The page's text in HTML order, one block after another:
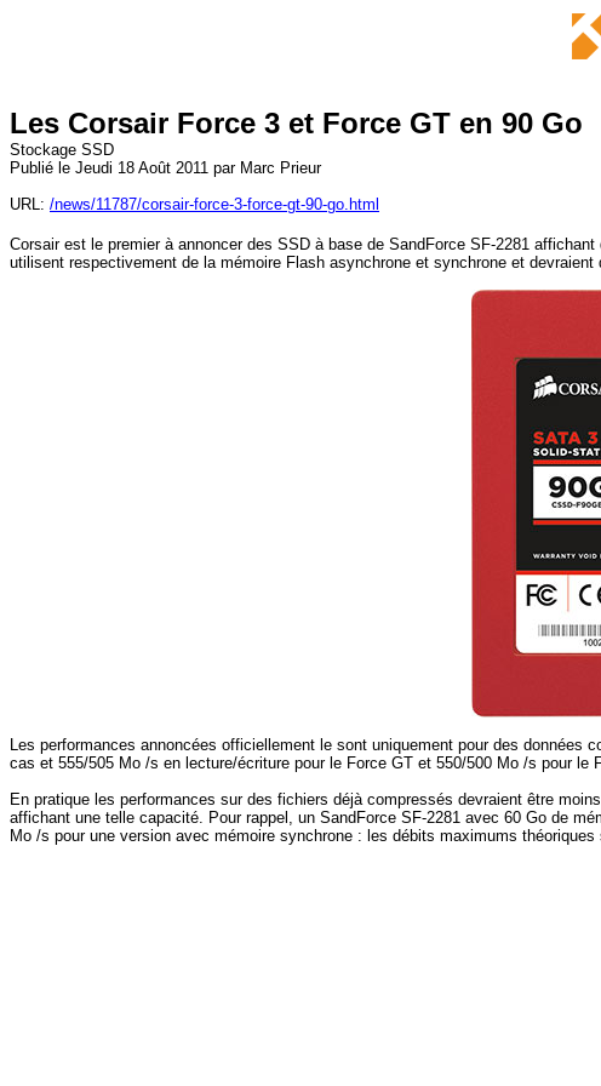
Les Corsair Force 3 et Force GT en 90 Go
Stockage SSD
Publié le Jeudi 18 Août 2011 par Marc Prieur
URL: /news/11787/corsair-force-3-force-gt-90-go.html
Corsair est le premier à annoncer des SSD à base de SandForce SF-2281
utilisent respectivement de la mémoire Flash asynchrone et synchrone et
Les performances annoncées officiellement le sont uniquement pour des
cas et 555/505 Mo /s en lecture/écriture pour le Force GT et 550/500 Mo /s pour le
En pratique les performances sur des fichiers déjà compressés devraient être
affichant une telle capacité. Pour rappel, un SandForce SF-2281 avec 60 Go de
Mo /s pour une version avec mémoire synchrone : les débits maximums